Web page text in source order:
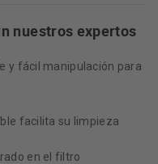
nuestros expertos
y fácil manipulación para
facilita su limpieza
en el filtro